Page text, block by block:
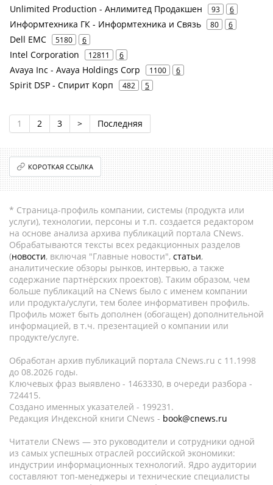
Unlimited Production - Анлимитед Продакшен 93 6
Информтехника ГК - Информтехника и Связь 80 6
Dell EMC 5180 6
Intel Corporation 12811 6
Avaya Inc - Avaya Holdings Corp 1100 6
Spirit DSP - Спирит Корп 482 5
1 2 3 > Последняя
КОРОТКАЯ ССЫЛКА
* Страница-профиль компании, системы (продукта или
услуги), технологии, персоны и т.п. создается редактором
на основе анализа архива публикаций портала CNews.
Обрабатываются тексты всех редакционных разделов
(новости, включая "Главные новости", статьи,
аналитические обзоры рынков, интервью, а также
содержание партнёрских проектов). Таким образом, чем
больше публикаций на CNews было с именем компании
или продукта/услуги, тем более информативен профиль.
Профиль может быть дополнен (обогащен) дополнительной
информацией, в т.ч. презентацией о компании или
продукте/услуге.
Обработан архив публикаций портала CNews.ru c 11.1998
до 08.2026 годы.
Ключевых фраз выявлено - 1463330, в очереди разбора -
724415.
Создано именных указателей - 199231.
Редакция Индексной книги CNews - book@cnews.ru
Читатели CNews — это руководители и сотрудники одной
из самых успешных отраслей российской экономики:
индустрии информационных технологий. Ядро аудитории
составляют топ-менеджеры и технические специалисты